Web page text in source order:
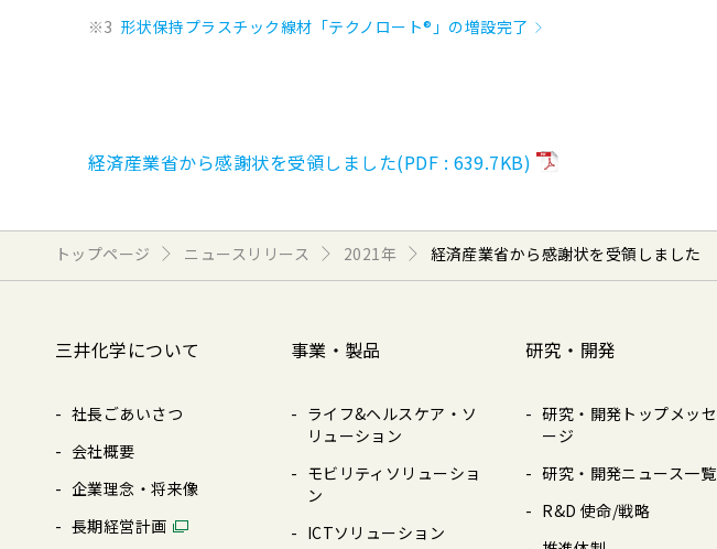
※3 形状保持プラスチック線材「テクノロート®」の増設完了
経済産業省から感謝状を受領しました(PDF : 639.7KB)
トップページ ニュースリリース 2021年 経済産業省から感謝状を受領しました
三井化学について
社長ごあいさつ
会社概要
企業理念・将来像
⻑期経営計画
事業・製品
ライフ&ヘルスケア・ソ
リューション
モビリティソリューショ
ン
ICTソリューション
研究・開発
研究・開発トップメッセ
ージ
研究・開発ニュース⼀覧
R&D 使命/戦略